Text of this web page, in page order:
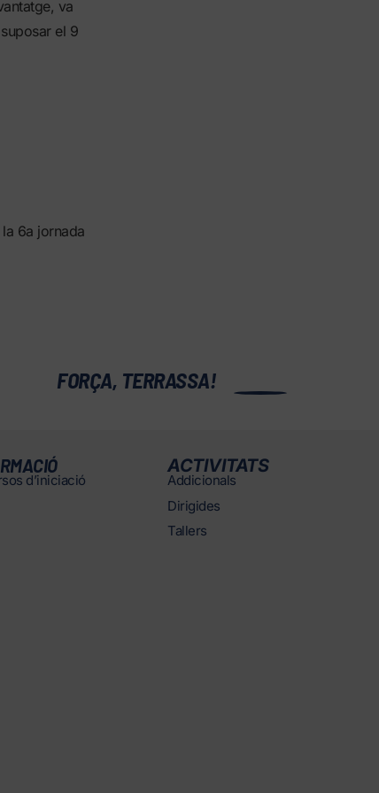
va
el 9
6a jornada
FORÇA, TERRASSA!
d’iniciació
ACTIVITATS
Addicionals
Dirigides
Tallers